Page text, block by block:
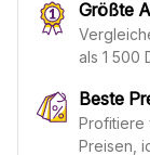
Größte
als 1 500
Beste
Profitiere
Preisen,